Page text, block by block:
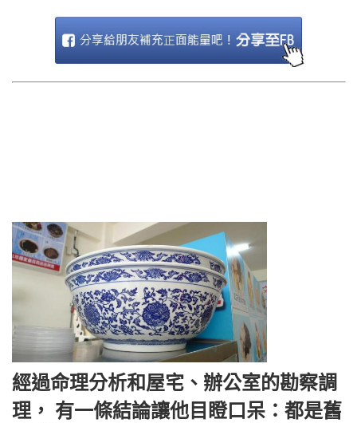
經過命理分析和屋宅、辦公室的勘察調
理， 有一條結論讓他目瞪口呆：都是舊